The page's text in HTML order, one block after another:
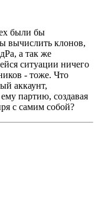
были бы
вычислить клонов,
а так же
ситуации ничего
- тоже. Что
аккаунт,
партию, создавая
с самим собой?